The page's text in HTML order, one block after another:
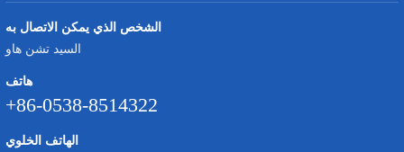
الشخص الذي يمكن الاتصال به
السيد تشن هاو
هاتف
+86-0538-8514322
الهاتف الخلوي